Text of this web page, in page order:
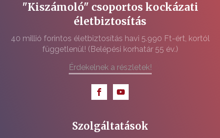
"Kiszámoló" csoportos kockázati
életbiztosítás
40 millió forintos életbiztosítás havi 5.990 Ft-ért, kortól
függetlenül! (Belépési korhatár 55 év.)
Érdekelnek a részletek!
Szolgáltatások